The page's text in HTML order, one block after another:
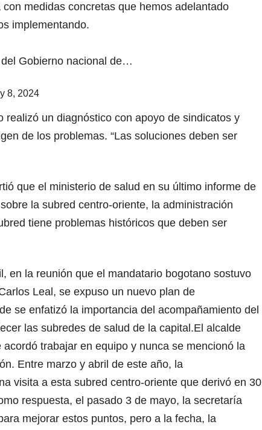
medidas concretas que hemos adelantado
implementando.
Gobierno nacional de…
8, 2024
realizó un diagnóstico con apoyo de sindicatos y
de los problemas. “Las soluciones deben ser
que el ministerio de salud en su último informe de
la subred centro-oriente, la administración
tiene problemas históricos que deben ser
en la reunión que el mandatario bogotano sostuvo
Leal, se expuso un nuevo plan de
se enfatizó la importancia del acompañamiento del
las subredes de salud de la capital.El alcalde
trabajar en equipo y nunca se mencionó la
Entre marzo y abril de este año, la
visita a esta subred centro-oriente que derivó en 30
respuesta, el pasado 3 de mayo, la secretaría
mejorar estos puntos, pero a la fecha, la